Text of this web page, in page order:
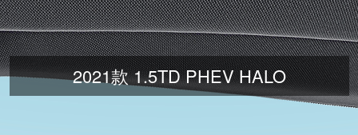
2021款 1.5TD PHEV HALO